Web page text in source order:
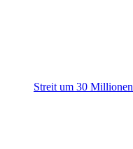
Streit um 30